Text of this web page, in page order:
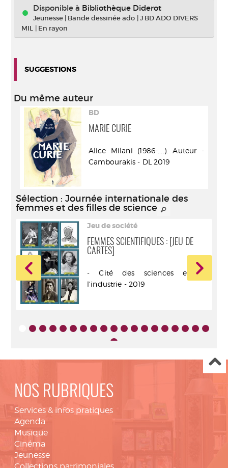
Disponible à Bibliothèque Diderot
Jeunesse | Bande dessinée ado |J BD ADO DIVERS
MIL | En rayon
SUGGESTIONS
Du même auteur
BD
MARIE CURIE
Alice Milani (1986-....). Auteur -
Cambourakis - DL 2019
Sélection : Journée internationale des
femmes et des filles de science
Jeu de société
FEMMES SCIENTIFIQUES : [JEU DE
CARTES]
- Cité des sciences et de
l'industrie - 2019
NOS RUBRIQUES
Services & infos pratiques
Agenda
Musique
Cinéma
Jeunesse
Collections patrimoniales